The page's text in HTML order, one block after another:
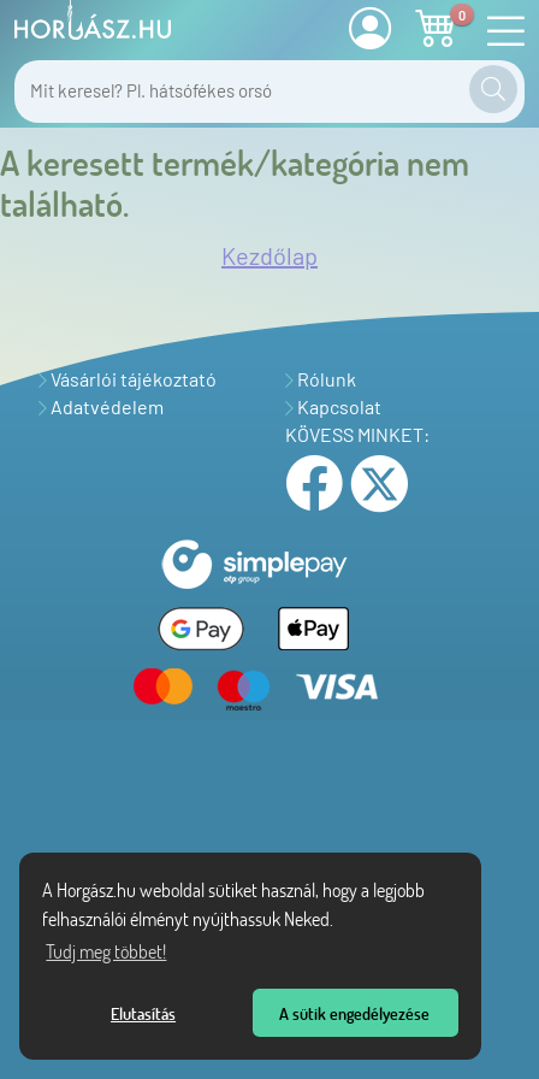
A Horgász.hu weboldal sütiket használ, hogy a legjobb
felhasználói élményt nyújthassuk Neked.
Tudj meg többet!
Elutasítás A sütik engedélyezése
0
A keresett termék/kategória nem
található.
Kezdőlap
Vásárlói tájékoztató
Adatvédelem
Rólunk
Kapcsolat
KÖVESS MINKET: